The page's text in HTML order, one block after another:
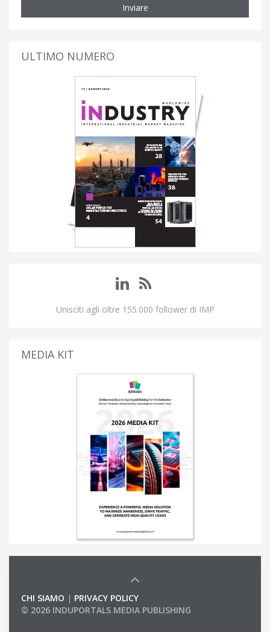
Inviare
ULTIMO NUMERO
Unisciti agli oltre 155.000 follower di IMP
MEDIA KIT
CHI SIAMO | PRIVACY POLICY
© 2026 INDUPORTALS MEDIA PUBLISHING